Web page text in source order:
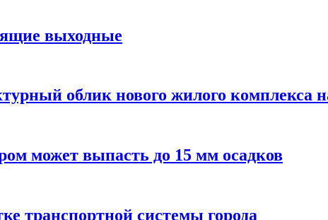
выходные
облик нового жилого комплекса
может выпасть до 15 мм осадков
транспортной системы города